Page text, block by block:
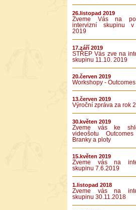
26.listopad 2019
Zveme Vás na
intervizní skupinu
2019
17.září 2019
STŘEP Vás zve na
skupinu 11.10. 2019
20.červen 2019
Workshopy -
13.červen 2019
Výroční zpráva za rok
30.květen 2019
Zveme vás ke
videošotu
Branky a ploty
15.květen 2019
Zveme vás na
skupinu 7.6.2019
1.listopad 2018
Zveme vás na
skupinu 30.11.2018